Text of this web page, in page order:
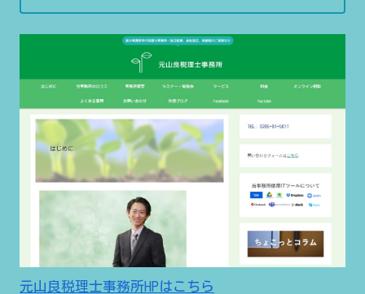
元山良税理士事務所HPはこちら